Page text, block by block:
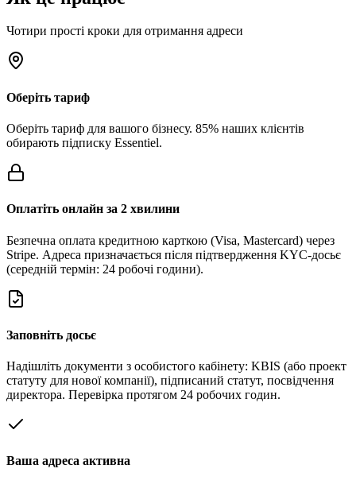
Чотири прості кроки для отримання адреси
Оберіть тариф
Оберіть тариф для вашого бізнесу. 85% наших клієнтів
обирають підписку Essentiel.
Оплатіть онлайн за 2 хвилини
Безпечна оплата кредитною карткою (Visa, Mastercard) через
Stripe. Адреса призначається після підтвердження KYC-досьє
(середній термін: 24 робочі години).
Заповніть досьє
Надішліть документи з особистого кабінету: KBIS (або проект
статуту для нової компанії), підписаний статут, посвідчення
директора. Перевірка протягом 24 робочих годин.
Ваша адреса активна